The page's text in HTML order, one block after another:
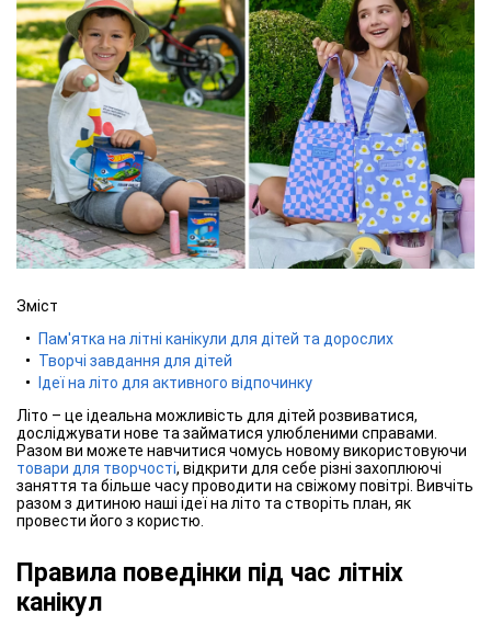
Зміст
Пам'ятка на літні канікули для дітей та дорослих
Творчі завдання для дітей
Ідеї на літо для активного відпочинку
Літо – це ідеальна можливість для дітей розвиватися,
досліджувати нове та займатися улюбленими справами.
Разом ви можете навчитися чомусь новому використовуючи
товари для творчості, відкрити для себе різні захоплюючі
заняття та більше часу проводити на свіжому повітрі. Вивчіть
разом з дитиною наші ідеї на літо та створіть план, як
провести його з користю.
Правила поведінки під час літніх
канікул